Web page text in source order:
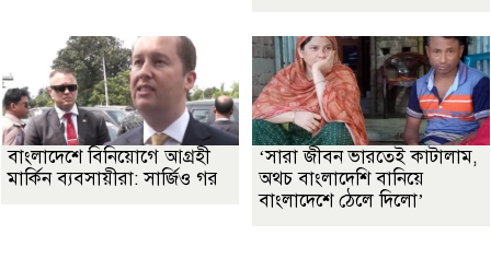
বাংলাদেশে বিনিয়োগে আগ্রহী
মার্কিন ব্যবসায়ীরা: সার্জিও গর
‘সারা জীবন ভারতেই কাটালাম,
অথচ বাংলাদেশি বানিয়ে
বাংলাদেশে ঠেলে দিলো’